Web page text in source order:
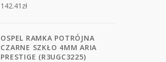
142.41 zł
OSPEL RAMKA POTRÓJNA
CZARNE SZKŁO 4MM ARIA
PRESTIGE (R3UGC3225)